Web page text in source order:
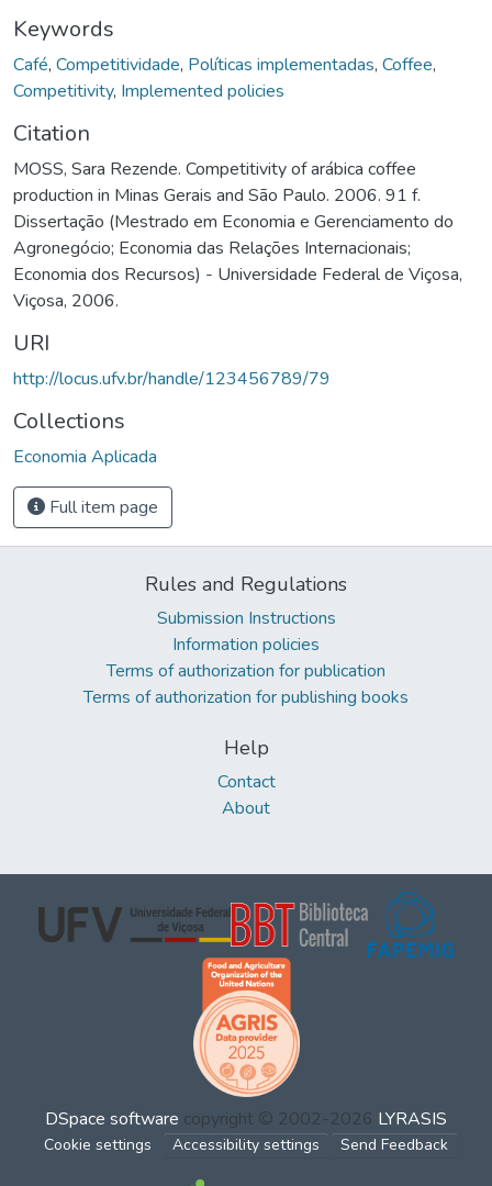
Keywords
Café, Competitividade, Políticas implementadas, Coffee,
Competitivity, Implemented policies
Citation
MOSS, Sara Rezende. Competitivity of arábica coffee
production in Minas Gerais and São Paulo. 2006. 91 f.
Dissertação (Mestrado em Economia e Gerenciamento do
Agronegócio; Economia das Relações Internacionais;
Economia dos Recursos) - Universidade Federal de Viçosa,
Viçosa, 2006.
URI
http://locus.ufv.br/handle/123456789/79
Collections
Economia Aplicada
Full item page
Rules and Regulations
Submission Instructions
Information policies
Terms of authorization for publication
Terms of authorization for publishing books
Help
Contact
About
DSpace software copyright © 2002-2026 LYRASIS
Cookie settings Accessibility settings Send Feedback